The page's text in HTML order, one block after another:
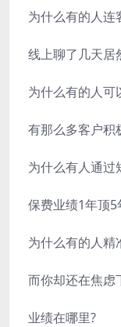
为什么有的人连
线上聊了几天居
为什么有的人可
有那么多客户积
为什么有人通过
保费业绩1年顶5
为什么有的人精
而你却还在焦虑
业绩在哪里?